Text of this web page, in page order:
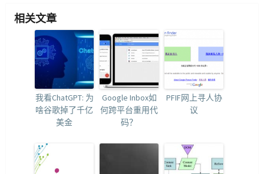
相关文章
我看ChatGPT: 为
啥谷歌掉了千亿
美金
Google Inbox如
何跨平台重用代
码？
PFIF网上寻人协
议